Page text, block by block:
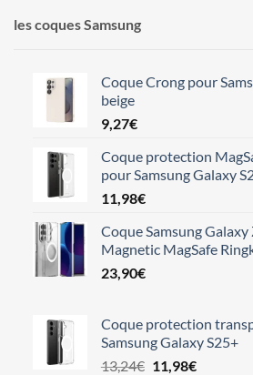
les coques Samsung
Coque Crong pour
beige
9,27€
Coque protection
pour Samsung Galaxy
11,98€
Coque Samsung
Magnetic MagSafe
23,90€
Coque protection
Samsung Galaxy S25+
13,24€ Le
11,98€Le